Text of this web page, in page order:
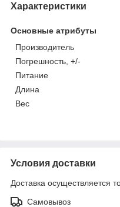
Характеристики
Основные атрибуты
Производитель
Погрешность, +/-
Питание
Длина
Вес
Условия доставки
Доставка осуществляется
Самовывоз